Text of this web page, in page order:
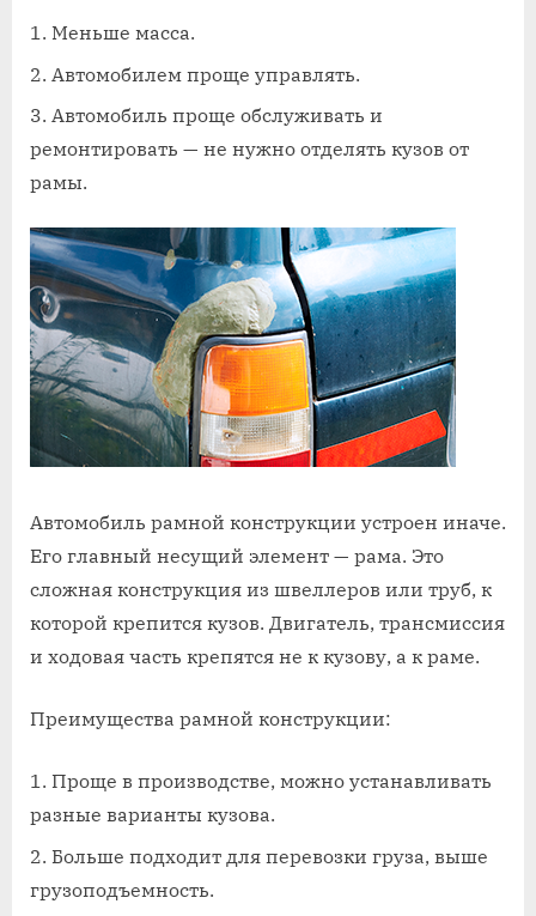
Меньше масса.
Автомобилем проще управлять.
Автомобиль проще обслуживать и
ремонтировать — не нужно отделять кузов от
рамы.
Автомобиль рамной конструкции устроен иначе.
Его главный несущий элемент — рама. Это
сложная конструкция из швеллеров или труб, к
которой крепится кузов. Двигатель, трансмиссия
и ходовая часть крепятся не к кузову, а к раме.
Преимущества рамной конструкции:
Проще в производстве, можно устанавливать
разные варианты кузова.
Больше подходит для перевозки груза, выше
грузоподъемность.